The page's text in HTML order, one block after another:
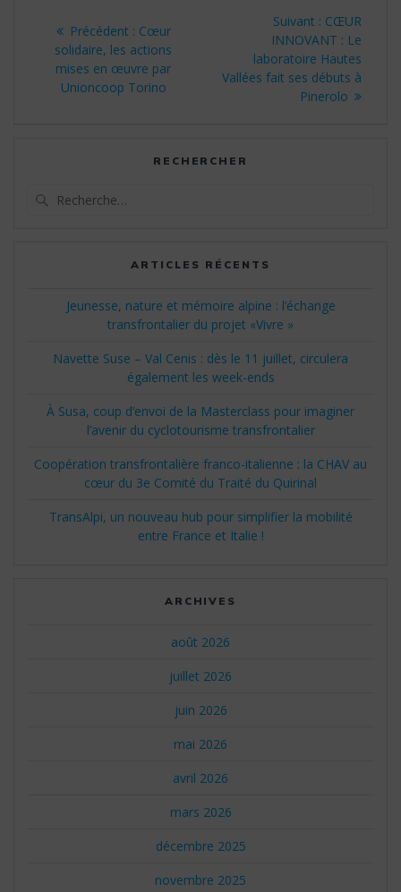
l’article
Précédent : Article
précédent
:
Cœur
solidaire, les actions
mises en œuvre par
Unioncoop Torino
Suivant : Article
suivant
:
CŒUR
INNOVANT : Le
laboratoire Hautes
Vallées fait ses débuts à
Pinerolo
RECHERCHER
ARTICLES RÉCENTS
Jeunesse, nature et mémoire alpine : l’échange
transfrontalier du projet «Vivre »
Navette Suse – Val Cenis : dès le 11 juillet, circulera
également les week-ends
À Susa, coup d’envoi de la Masterclass pour imaginer
l’avenir du cyclotourisme transfrontalier
Coopération transfrontalière franco-italienne : la CHAV au
cœur du 3e Comité du Traité du Quirinal
TransAlpi, un nouveau hub pour simplifier la mobilité
entre France et Italie !
ARCHIVES
août 2026
juillet 2026
juin 2026
mai 2026
avril 2026
mars 2026
décembre 2025
novembre 2025